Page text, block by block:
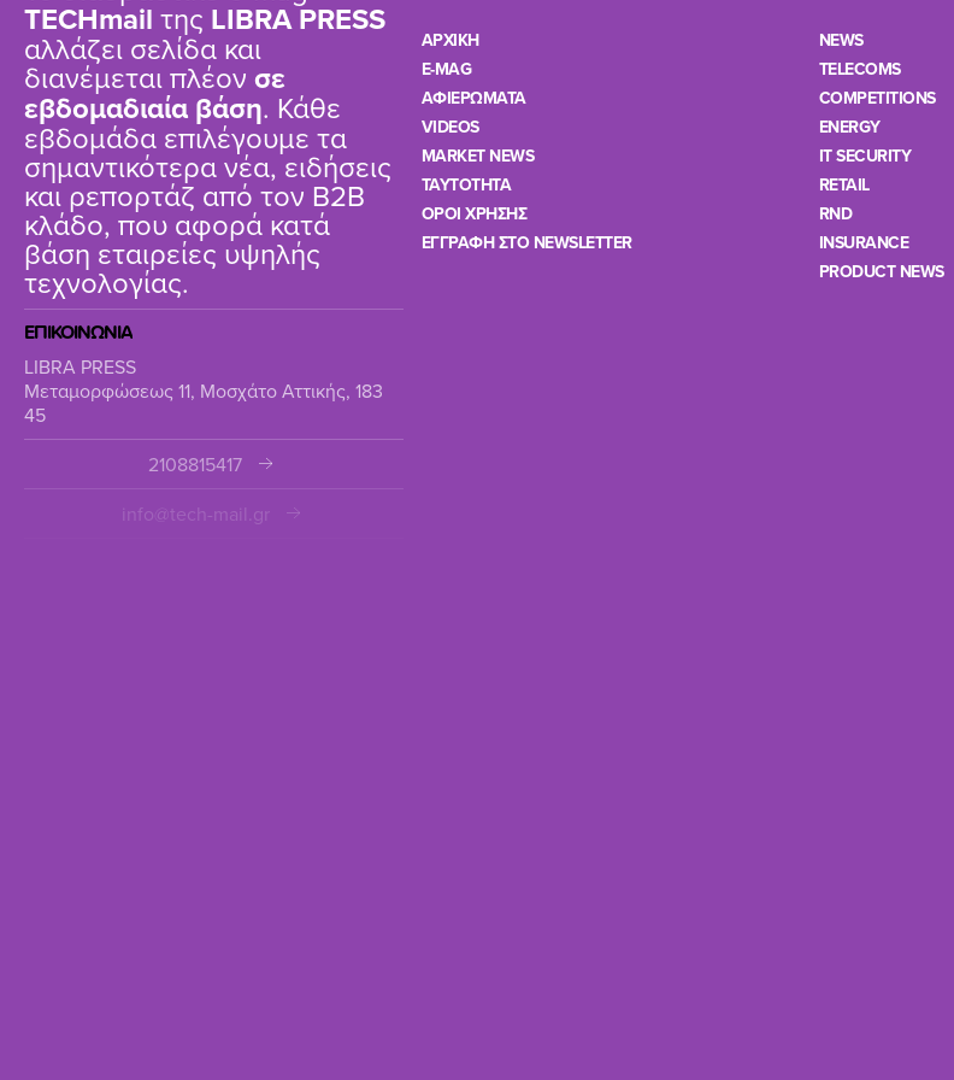
TΕCHmail της LIBRA PRESS
αλλάζει σελίδα και
διανέμεται πλέον σε
εβδομαδιαία βάση. Κάθε
εβδομάδα επιλέγουμε τα
σημαντικότερα νέα, ειδήσεις
και ρεπορτάζ από τον B2B
κλάδο, που αφορά κατά
βάση εταιρείες υψηλής
τεχνολογίας.
ΕΠΙΚΟΙΝΩΝΙΑ
LIBRA PRESS
Μεταμορφώσεως 11, Μοσχάτο Αττικής, 183
45
2108815417
info@tech-mail.gr
ΑΡΧΙΚΗ
E-MAG
ΑΦΙΕΡΩΜΑΤΑ
VIDEOS
MARKET NEWS
TAYTOTHTA
ΟΡΟΙ ΧΡΗΣΗΣ
ΕΓΓΡΑΦΗ ΣΤΟ NEWSLETTER
NEWS
TELECOMS
COMPETITIONS
ENERGY
IT SECURITY
RETAIL
RND
INSURANCE
PRODUCT NEWS